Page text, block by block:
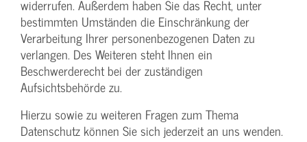
widerrufen. Außerdem haben Sie das Recht, unter
bestimmten Umständen die Einschränkung der
Verarbeitung Ihrer personenbezogenen Daten zu
verlangen. Des Weiteren steht Ihnen ein
Beschwerderecht bei der zuständigen
Aufsichtsbehörde zu.
Hierzu sowie zu weiteren Fragen zum Thema
Datenschutz können Sie sich jederzeit an uns wenden.